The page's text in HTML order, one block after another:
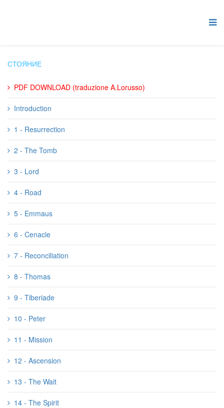
СТОЯНИЕ
PDF DOWNLOAD (traduzione A.Lorusso)
Introduction
1 - Resurrection
2 - The Tomb
3 - Lord
4 - Road
5 - Emmaus
6 - Cenacle
7 - Reconciliation
8 - Thomas
9 - Tiberiade
10 - Peter
11 - Mission
12 - Ascension
13 - The Wait
14 - The Spirit